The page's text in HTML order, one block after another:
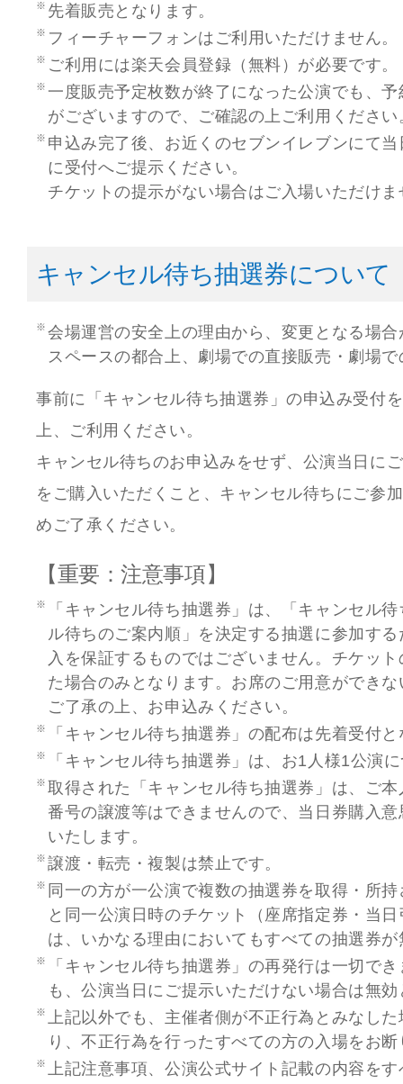
先着販売となります。
フィーチャーフォンはご利用いただけません。
ご利用には楽天会員登録（無料）が必要です。
一度販売予定枚数が終了になった公演でも、
がございますので、ご確認の上ご利用ください
申込み完了後、お近くのセブンイレブンにて
に受付へご提示ください。
チケットの提示がない場合はご入場いただけ
キャンセル待ち抽選券について
会場運営の安全上の理由から、変更となる場
スペースの都合上、劇場での直接販売・劇場
事前に「キャンセル待ち抽選券」の申込み受付
上、ご利用ください。
キャンセル待ちのお申込みをせず、公演当日に
をご購入いただくこと、キャンセル待ちにご参
めご了承ください。
【重要：注意事項】
「キャンセル待ち抽選券」は、「キャンセル
ル待ちのご案内順」を決定する抽選に参加す
入を保証するものではございません。チケッ
た場合のみとなります。お席のご用意ができ
ご了承の上、お申込みください。
「キャンセル待ち抽選券」の配布は先着受付
「キャンセル待ち抽選券」は、お1人様1公演
取得された「キャンセル待ち抽選券」は、ご
番号の譲渡等はできませんので、当日券購入
いたします。
譲渡・転売・複製は禁止です。
同一の方が一公演で複数の抽選券を取得・所
と同一公演日時のチケット（座席指定券・当
は、いかなる理由においてもすべての抽選券
「キャンセル待ち抽選券」の再発行は一切で
も、公演当日にご提示いただけない場合は無
上記以外でも、主催者側が不正行為とみなし
り、不正行為を行ったすべての方の入場をお
上記注意事項、公演公式サイト記載の内容を